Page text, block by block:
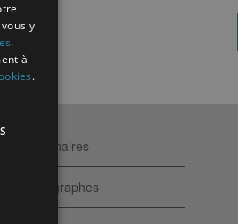
Partenaires
Echographes
y
.
à
.